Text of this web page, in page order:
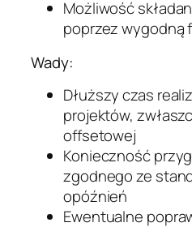
Możliwość
poprzez wygodną
Wady:
Dłuższy czas
projektów,
offsetowej
Konieczność
zgodnego ze
opóźnień
Ewentualne